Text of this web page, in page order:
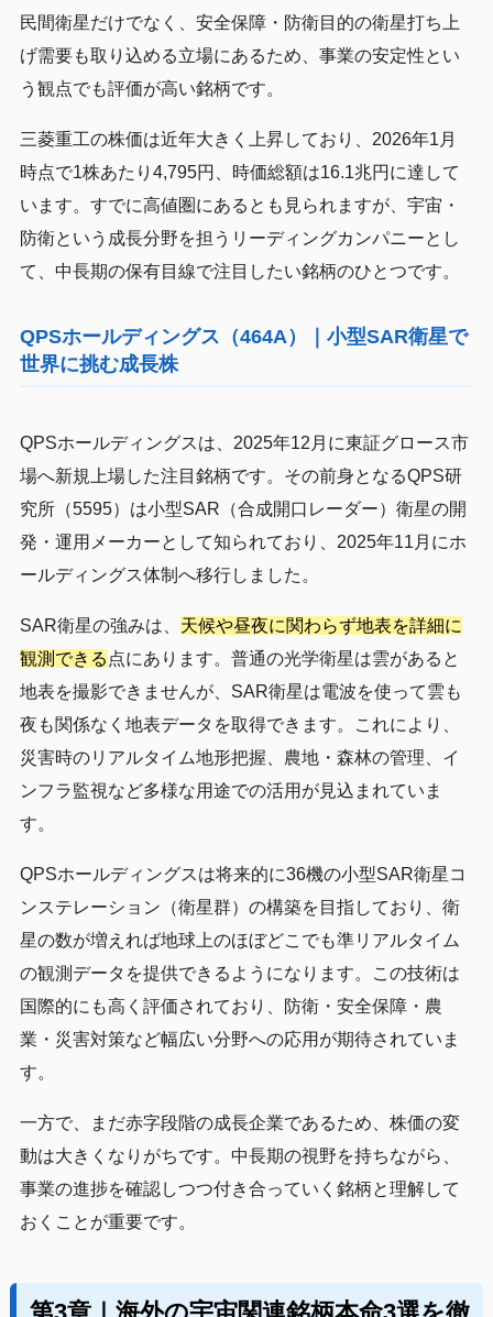
民間衛星だけでなく、安全保障・防衛目的の衛星打ち上
げ需要も取り込める立場にあるため、事業の安定性とい
う観点でも評価が高い銘柄です。
三菱重工の株価は近年大きく上昇しており、2026年1月
時点で1株あたり4,795円、時価総額は16.1兆円に達して
います。すでに高値圏にあるとも見られますが、宇宙・
防衛という成長分野を担うリーディングカンパニーとし
て、中長期の保有目線で注目したい銘柄のひとつです。
QPSホールディングス（464A）｜小型SAR衛星で
世界に挑む成長株
QPSホールディングスは、2025年12月に東証グロース市
場へ新規上場した注目銘柄です。その前身となるQPS研
究所（5595）は小型SAR（合成開口レーダー）衛星の開
発・運用メーカーとして知られており、2025年11月にホ
ールディングス体制へ移行しました。
SAR衛星の強みは、 天候や昼夜に関わらず地表を詳細に
観測できる 点にあります。普通の光学衛星は雲があると
地表を撮影できませんが、SAR衛星は電波を使って雲も
夜も関係なく地表データを取得できます。これにより、
災害時のリアルタイム地形把握、農地・森林の管理、イ
ンフラ監視など多様な用途での活用が見込まれていま
す。
QPSホールディングスは将来的に36機の小型SAR衛星コ
ンステレーション（衛星群）の構築を目指しており、衛
星の数が増えれば地球上のほぼどこでも準リアルタイム
の観測データを提供できるようになります。この技術は
国際的にも高く評価されており、防衛・安全保障・農
業・災害対策など幅広い分野への応用が期待されていま
す。
一方で、まだ赤字段階の成長企業であるため、株価の変
動は大きくなりがちです。中長期の視野を持ちながら、
事業の進捗を確認しつつ付き合っていく銘柄と理解して
おくことが重要です。